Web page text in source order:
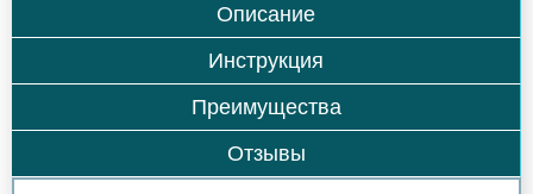
Описание
Инструкция
Преимущества
Отзывы